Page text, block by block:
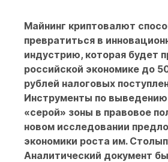
Майнинг криптовалют
превратиться в
индустрию, которая будет
российской экономике до
рублей налоговых
Инструменты по выведению
«серой» зоны в правовое
новом исследовании
экономики роста им.
Аналитический документ